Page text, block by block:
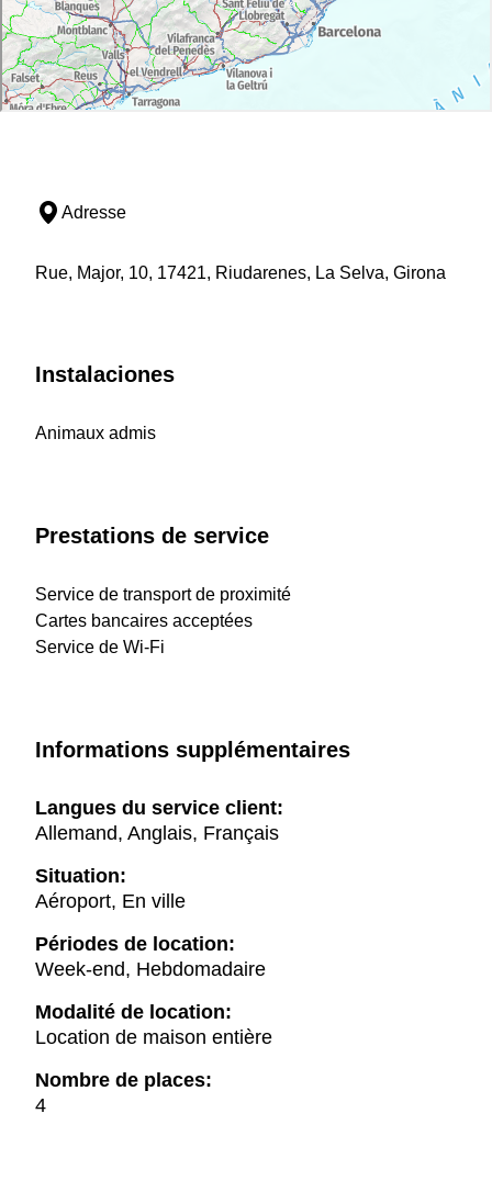
Adresse
Rue, Major, 10, 17421, Riudarenes, La Selva, Girona
Instalaciones
Animaux admis
Prestations de service
Service de transport de proximité
Cartes bancaires acceptées
Service de Wi-Fi
Informations supplémentaires
Langues du service client:
Allemand, Anglais, Français
Situation:
Aéroport, En ville
Périodes de location:
Week-end, Hebdomadaire
Modalité de location:
Location de maison entière
Nombre de places:
4